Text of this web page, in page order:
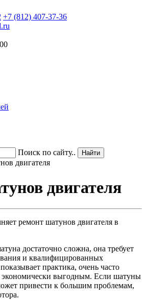
+7 (812) 407-37-36
Поиск по сайту..
двигателя
двигателя
ремонт шатунов двигателя в
достаточно сложна, она требует
и квалифицированных
практика, очень часто
экономически выгодным. Если шатуны
привести к большим проблемам,